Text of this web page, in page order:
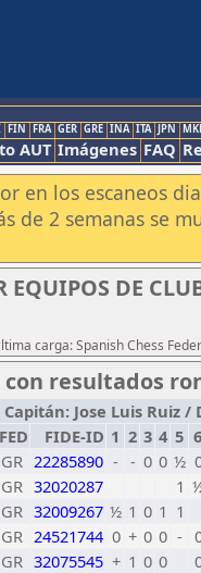
FIN FRA GER GRE INA ITA JPN
AUT Imágenes FAQ
en los escaneos
de 2 semanas se
DE
carga: Spanish Chess
resultados
Jose Luis Ruiz /
FED FIDE-ID 1 2 3 4 5 6
GR 22285890 - - 0 0 ½
GR 32020287 1
GR 32009267 ½ 1 0 1 1
GR 24521744 0 + 0 0 -
GR 32075545 + 1 0 0